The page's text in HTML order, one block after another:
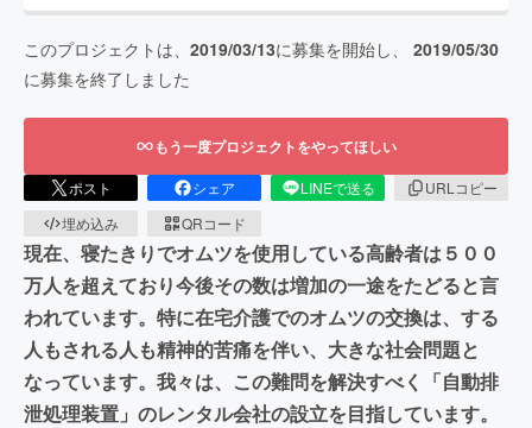
このプロジェクトは、 2019/03/13に募集を開始し、 2019/05/30
に募集を終了しました
もう一度プロジェクトをやってほしい
ポスト シェア LINEで送る
URLコピー
埋め込み
QRコード
現在、寝たきりでオムツを使用している高齢者は５００
万人を超えており今後その数は増加の一途をたどると言
われています。特に在宅介護でのオムツの交換は、する
人もされる人も精神的苦痛を伴い、大きな社会問題と
なっています。我々は、この難問を解決すべく「自動排
泄処理装置」のレンタル会社の設立を目指しています。